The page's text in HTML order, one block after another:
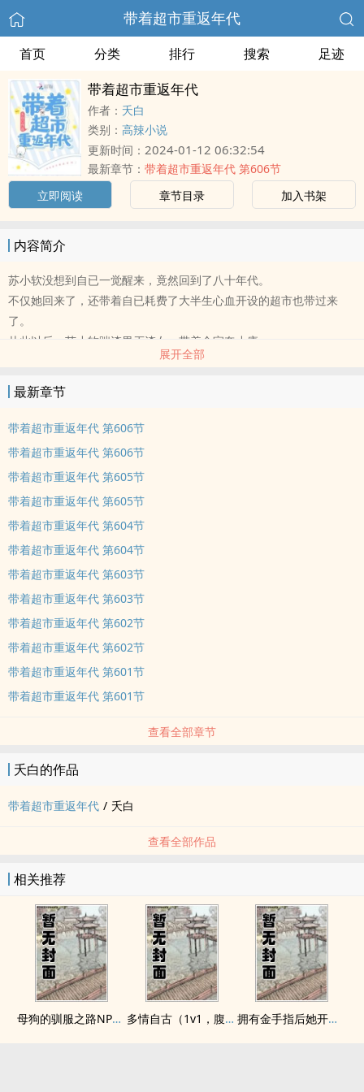
带着超市重返年代
首页 分类 排行 搜索 足迹
带着超市重返年代
作者： 夭白
类别： 高辣小说
更新时间： 2024-01-12 06:32:54
最新章节： 带着超市重返年代 第606节
立即阅读
章节目录 加入书架
内容简介
苏小软没想到自已一觉醒来，竟然回到了八十年代。
不仅她回来了，还带着自已耗费了大半生心血开设的超市也带过来
了。
从此以后，苏小软踹渣男灭渣女，带着全家奔小康。
展开全部
最新章节
带着超市重返年代 第606节
带着超市重返年代 第606节
带着超市重返年代 第605节
带着超市重返年代 第605节
带着超市重返年代 第604节
带着超市重返年代 第604节
带着超市重返年代 第603节
带着超市重返年代 第603节
带着超市重返年代 第602节
带着超市重返年代 第602节
带着超市重返年代 第601节
带着超市重返年代 第601节
查看全部章节
夭白的作品
带着超市重返年代 / 夭白
查看全部作品
相关推荐
母狗的驯服之路NP（强制爱） 多情自古（1v1，腹黑内侍咸鱼皇后） 拥有金手指后她开始为所欲为（nph）